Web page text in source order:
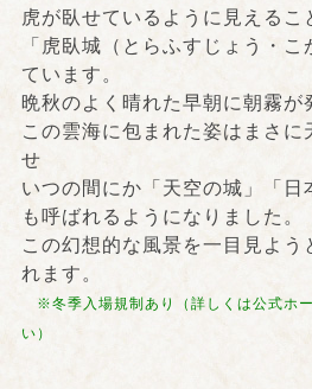
虎が臥せているように見えるこ
「虎臥城（とらふすじょう・
ています。
晩秋のよく晴れた早朝に朝霧が
この雲海に包まれた姿はまさに
せ
いつの間にか「天空の城」「日
も呼ばれるようになりました。
この幻想的な風景を一目見よう
れます。
※冬季入場規制あり（詳しくは公式ホ
い）